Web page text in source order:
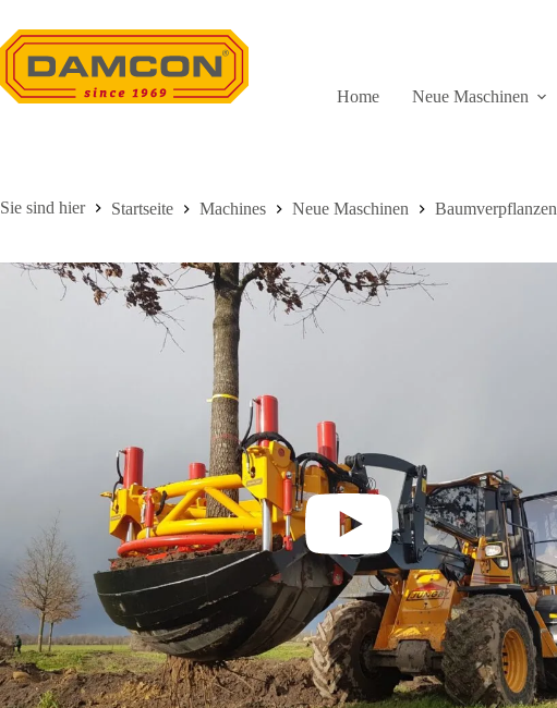
Inhalt
springen
Home Neue Maschinen
Startseite Machines Neue Maschinen Baumverpflanzen